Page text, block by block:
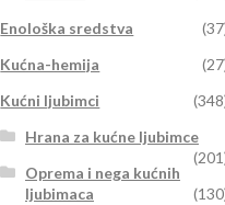
Enološka sredstva
Kućna-hemija
Kućni ljubimci
Hrana za kućne ljubimce
Oprema i nega kućnih
ljubimaca